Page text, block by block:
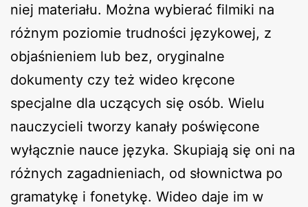
niej materiału. Można wybierać filmiki na
różnym poziomie trudności językowej, z
objaśnieniem lub bez, oryginalne
dokumenty czy też wideo kręcone
specjalne dla uczących się osób. Wielu
nauczycieli tworzy kanały poświęcone
wyłącznie nauce języka. Skupiają się oni na
różnych zagadnieniach, od słownictwa po
gramatykę i fonetykę. Wideo daje im w